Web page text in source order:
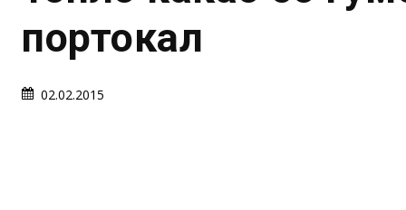
портокал
02.02.2015